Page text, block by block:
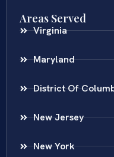
Areas Served
Virginia
Maryland
District Of
New Jersey
New York